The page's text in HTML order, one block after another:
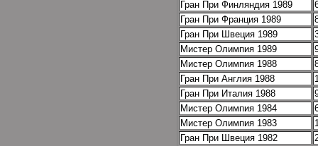
Гран При Финляндия 1989
Гран При Франция 1989
Гран При Швеция 1989
Мистер Олимпия 1989
Мистер Олимпия 1988
Гран При Англия 1988
Гран При Италия 1988
Мистер Олимпия 1984
Мистер Олимпия 1983
Гран При Швеция 1982